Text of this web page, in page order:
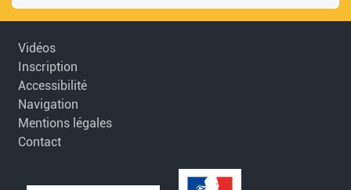
Vidéos
Inscription
Accessibilité
Navigation
Mentions légales
Contact